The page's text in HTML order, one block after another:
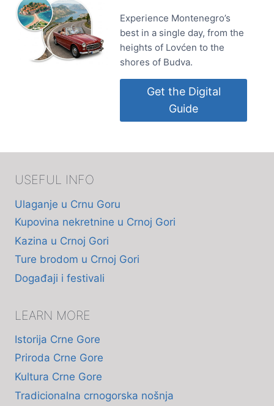
Experience Montenegro’s
best in a single day, from the
heights of Lovćen to the
shores of Budva.
Get the Digital
Guide
USEFUL INFO
Ulaganje u Crnu Goru
Kupovina nekretnine u Crnoj Gori
Kazina u Crnoj Gori
Ture brodom u Crnoj Gori
Događaji i festivali
LEARN MORE
Istorija Crne Gore
Priroda Crne Gore
Kultura Crne Gore
Tradicionalna crnogorska nošnja